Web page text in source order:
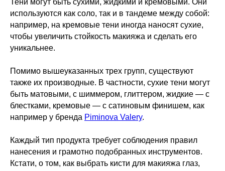
Тени могут быть сухими, жидкими и кремовыми. Они
используются как соло, так и в тандеме между собой:
например, на кремовые тени иногда наносят сухие,
чтобы увеличить стойкость макияжа и сделать его
уникальнее.
Помимо вышеуказанных трех групп, существуют
также их производные. В частности, сухие тени могут
быть матовыми, с шиммером, глиттером, жидкие — с
блестками, кремовые — с сатиновым финишем, как
например у бренда Piminova Valery.
Каждый тип продукта требует соблюдения правил
нанесения и грамотно подобранных инструментов.
Кстати, о том, как выбрать кисти для макияжа глаз,